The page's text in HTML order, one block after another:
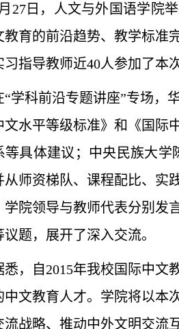
27日，人文与外国语学院
教育的前沿趋势、教学标准
习指导教师近40人参加了本
“学科前沿专题讲座”专场，
文水平等级标准》和《国际
等具体建议；中央民族大
从师资梯队、课程配比、实
学院领导与教师代表分别发
题，展开了深入交流。
悉，自2015年我校国际中文
中文教育人才。学院将以本
流战略、推动中外文明交流